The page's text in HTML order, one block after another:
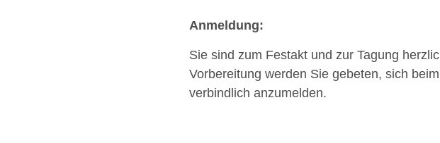
Anmeldung:
Sie sind zum Festakt und zur Tagung
Vorbereitung werden Sie gebeten, sich beim
verbindlich anzumelden.